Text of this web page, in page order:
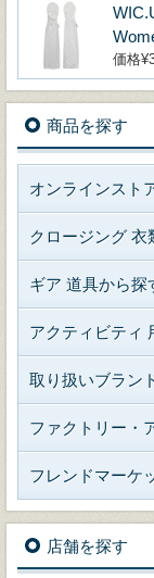
価格
商品を探す
オンラインスト
クロージング 衣
ギア 道具から探
アクティビティ
取り扱いブラン
ファクトリー・
フレンドマーケ
店舗を探す